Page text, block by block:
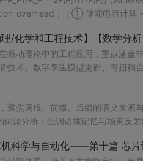
；：① 储能电容计算
振动理论中的工程应用，重点涵
技术、数字孪生模型更新、弯扭
聚焦词根、前缀、后缀的语义来
源分析；强调语境记忆与场景反
机科学与自动化——第十篇 芯片